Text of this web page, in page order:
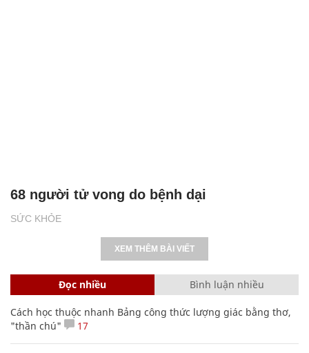
SỨC KHỎE
68 người tử vong do bệnh dại
XEM THÊM BÀI VIẾT
Đọc nhiều Bình luận nhiều
Cách học thuộc nhanh Bảng công thức lượng giác bằng thơ,
"thần chú"
17